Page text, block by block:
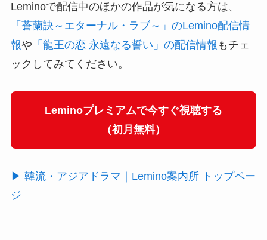
Leminoで配信中のほかの作品が気になる方は、
「蒼蘭訣～エターナル・ラブ～」のLemino配信情
報や 「龍王の恋 永遠なる誓い」の配信情報 もチェ
ックしてみてください。
Leminoプレミアムで今すぐ視聴する
（初月無料）
▶ 韓流・アジアドラマ｜Lemino案内所 トップペー
ジ